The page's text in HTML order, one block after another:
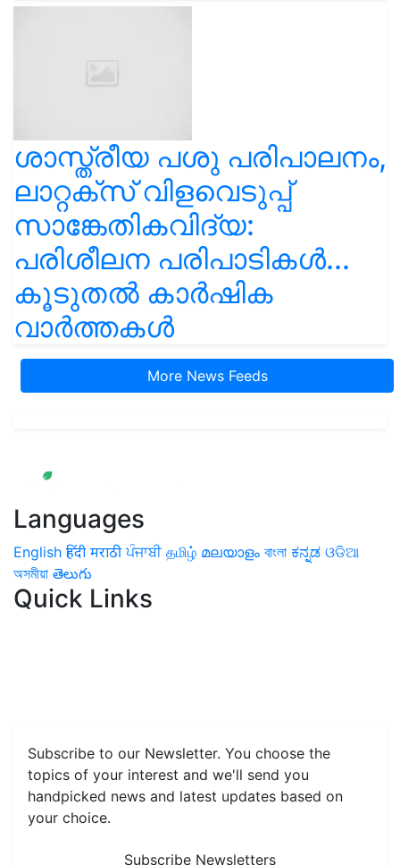
ശാസ്ത്രീയ പശു പരിപാലനം,
ലാറ്റക്സ് വിളവെടുപ്പ്
സാങ്കേതികവിദ്യ:
പരിശീലന പരിപാടികൾ...
കൂടുതൽ കാർഷിക
വാർത്തകൾ
More News Feeds
Languages
English हिंदी मराठी ਪੰਜਾਬੀ தமிழ் മലയാളം বাংলা ಕನ್ನಡ ଓଡିଆ
অসমীয়া తెలుగు
Quick Links
Subscribe to our Newsletter. You choose the
topics of your interest and we'll send you
handpicked news and latest updates based on
your choice.
Subscribe Newsletters